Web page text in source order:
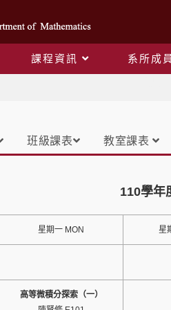
課程資訊 系所成員
班級課表 教室課表
110學年
星期一 MON 星
高等微積分探索（一）